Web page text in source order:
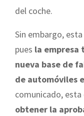
del coche.
Sin embargo,
pues la empresa
nueva base de
de automóviles
comunicado,
obtener la